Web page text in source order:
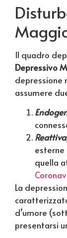
Il quadro
Depressivo
depressione
assumere
Reattiva
quella
La
d’umore
presentarsi